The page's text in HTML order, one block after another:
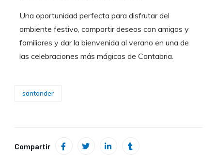
Una oportunidad perfecta para disfrutar del
ambiente festivo, compartir deseos con amigos y
familiares y dar la bienvenida al verano en una de
las celebraciones más mágicas de Cantabria.
santander
Compartir